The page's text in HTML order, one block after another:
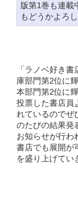
版第1巻も連載
もどうかよろ
「ラノベ好き
庫部門第2位に
本部門第2位に
投票した書店員
れているのでぜ
のたびの結果発
お知らせが行わ
書店でも展開が
を盛り上げてい